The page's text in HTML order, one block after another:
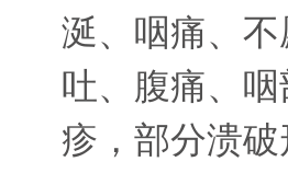
涎、咽痛、
吐、腹痛、
疹，部分溃